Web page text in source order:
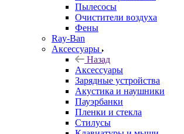
Пылесосы
Очистители воздуха
Фены
Ray-Ban
Аксессуары
Назад
Аксессуары
Зарядные устройства
Акустика и наушники
Пауэрбанки
Пленки и стекла
Стилусы